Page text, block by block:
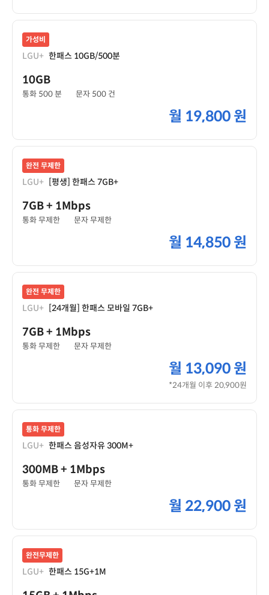
가성비
LGU+ 한패스 10GB/500분
10GB
통화 500 분 문자 500 건
월 19,800 원
완전 무제한
LGU+ [평생] 한패스 7GB+
7GB+ 1Mbps
통화 무제한 문자 무제한
월 14,850 원
완전 무제한
LGU+ [24개월] 한패스 모바일 7GB+
7GB+ 1Mbps
통화 무제한 문자 무제한
월 13,090 원
*24개월 이후 20,900원
통화 무제한
LGU+ 한패스 음성자유 300M+
300MB+ 1Mbps
통화 무제한 문자 무제한
월 22,900 원
완전무제한
LGU+ 한패스 15G+1M